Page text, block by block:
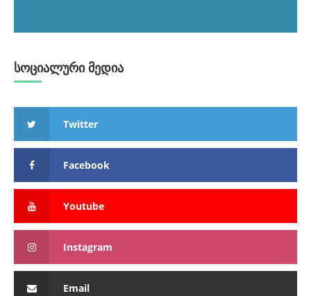
სოციალური მედია
Twitter
Facebook
Youtube
Instagram
Email